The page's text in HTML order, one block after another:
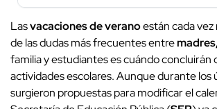
Lasvacaciones de veranoestán cada vez
de las dudas más frecuentes entre
familia y estudiantes es cuándo concluirán
actividades escolares. Aunque durante los
surgieron propuestas para modificar el